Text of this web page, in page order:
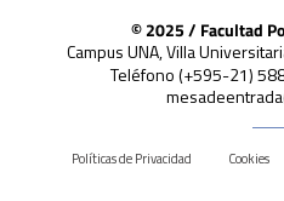
© 2025 / Facultad
Campus UNA, Villa
Teléfono (+595-21)
Políticas de Privacidad Cookies